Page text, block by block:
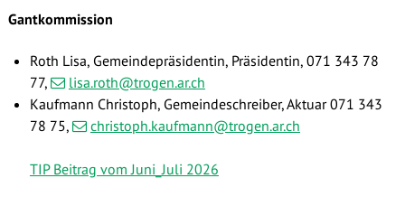
Gantkommission
Roth Lisa, Gemeindepräsidentin, Präsidentin, 071 343 78
77,
lisa.roth@trogen.ar.ch
Kaufmann Christoph, Gemeindeschreiber, Aktuar 071 343
78 75,
christoph.kaufmann@trogen.ar.ch
TIP Beitrag vom Juni_Juli 2026